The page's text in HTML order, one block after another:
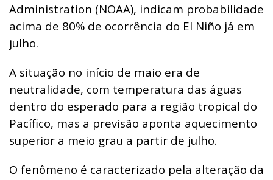
Administration (NOAA), indicam probabilidade
acima de 80% de ocorrência do El Niño já em
julho.
A situação no início de maio era de
neutralidade, com temperatura das águas
dentro do esperado para a região tropical do
Pacífico, mas a previsão aponta aquecimento
superior a meio grau a partir de julho.
O fenômeno é caracterizado pela alteração da